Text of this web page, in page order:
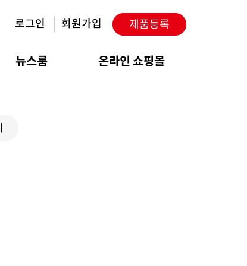
로그인 회원가입 제품등록
뉴스룸 온라인 쇼핑몰